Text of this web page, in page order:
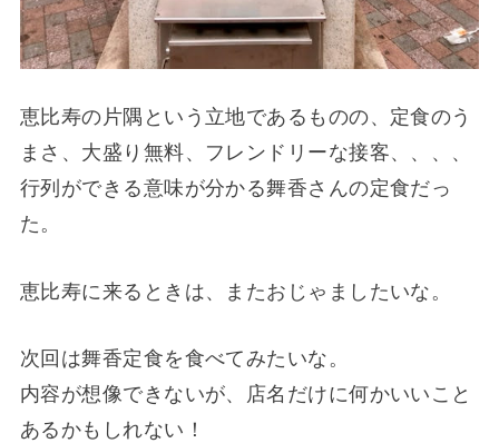
恵比寿の片隅という立地であるものの、定食のう
まさ、大盛り無料、フレンドリーな接客、、、、
行列ができる意味が分かる舞香さんの定食だっ
た。
恵比寿に来るときは、またおじゃましたいな。
次回は舞香定食を食べてみたいな。
内容が想像できないが、店名だけに何かいいこと
あるかもしれない！